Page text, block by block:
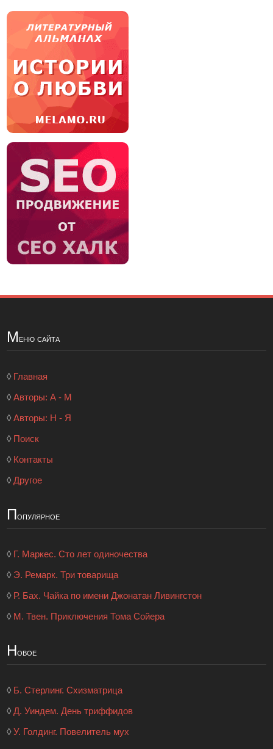
Меню сайта
◊ Главная
◊Авторы: А - М
◊Авторы: Н - Я
◊ Поиск
◊ Контакты
◊Другое
Популярное
◊ Г. Маркес. Сто лет одиночества
◊ Э. Ремарк. Три товарища
◊ Р. Бах. Чайка по имени Джонатан Ливингстон
◊ М. Твен. Приключения Тома Сойера
Новое
◊ Б. Стерлинг. Схизматрица
◊Д. Уиндем. День триффидов
◊У. Голдинг. Повелитель мух